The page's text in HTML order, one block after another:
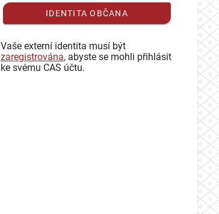
IDENTITA OBČANA
Vaše externí identita musí být
zaregistrována, abyste se mohli přihlásit
ke svému CAS účtu.